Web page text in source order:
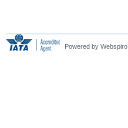
Powered by Webspiro.